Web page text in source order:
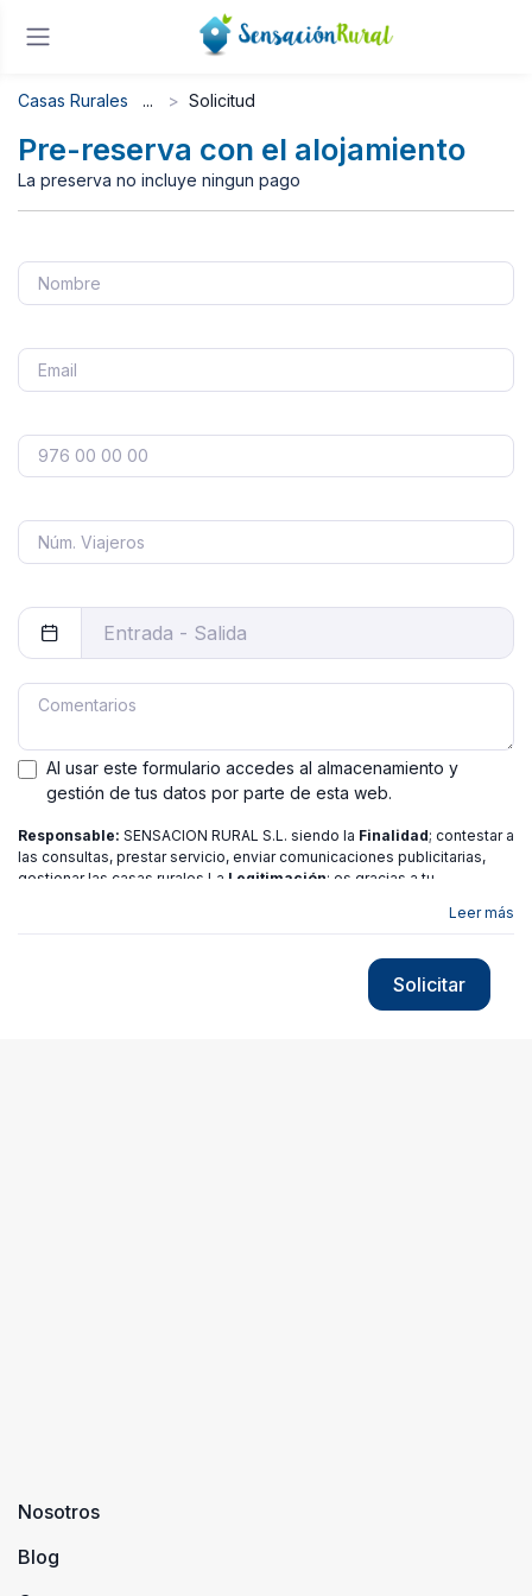
Casas Rurales Solicitud
Pre-reserva con el alojamiento
La preserva no incluye ningun pago
Al usar este formulario accedes al almacenamiento y
gestión de tus datos por parte de esta web.
Responsable: SENSACION RURAL S.L. siendo la Finalidad; contestar a
las consultas, prestar servicio, enviar comunicaciones publicitarias,
gestionar las casas rurales La Legitimación; es gracias a tu
de Acceso,
política de privacidad
Leer más
Solicitar
Nosotros
Blog